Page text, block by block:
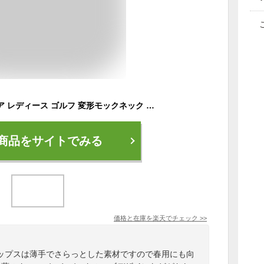
送料無料 ゴルフウェア レディース ゴルフ 変形モックネック ポロシャツ ハイネック 長袖 ストレッチ 伸縮 トップス 無地 切替 カットソー おしゃれ かわいい 韓国系 春夏 秋冬 MC ゆうパケ
品をサイトでみる
価格と在庫を楽天でチェック >>
スは薄手でさらっとした素材ですので春用にも向